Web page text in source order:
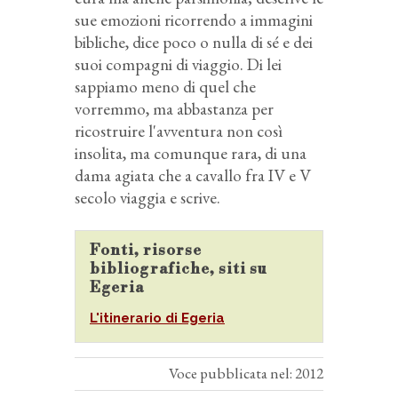
sue emozioni ricorrendo a immagini
bibliche, dice poco o nulla di sé e dei
suoi compagni di viaggio. Di lei
sappiamo meno di quel che
vorremmo, ma abbastanza per
ricostruire l'avventura non così
insolita, ma comunque rara, di una
dama agiata che a cavallo fra IV e V
secolo viaggia e scrive.
Fonti, risorse
bibliografiche, siti su
Egeria
L'itinerario di Egeria
Voce pubblicata nel: 2012